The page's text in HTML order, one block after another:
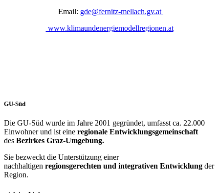
Email: gde@fernitz-mellach.gv.at
www.klimaundenergiemodellregionen.at
GU-Süd
Die GU-Süd wurde im Jahre 2001 gegründet, umfasst ca. 22.000
Einwohner und ist eine regionale Entwicklungsgemeinschaft
des Bezirkes Graz-Umgebung.
Sie bezweckt die Unterstützung einer
nachhaltigen regionsgerechten und integrativen Entwicklung der
Region.